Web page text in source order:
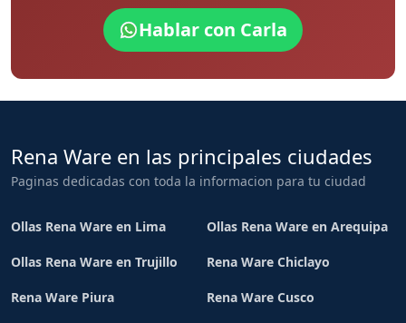
Hablar con Carla
Rena Ware en las principales ciudades
Paginas dedicadas con toda la informacion para tu ciudad
Ollas Rena Ware en Lima Ollas Rena Ware en Arequipa
Ollas Rena Ware en Trujillo Rena Ware Chiclayo
Rena Ware Piura Rena Ware Cusco